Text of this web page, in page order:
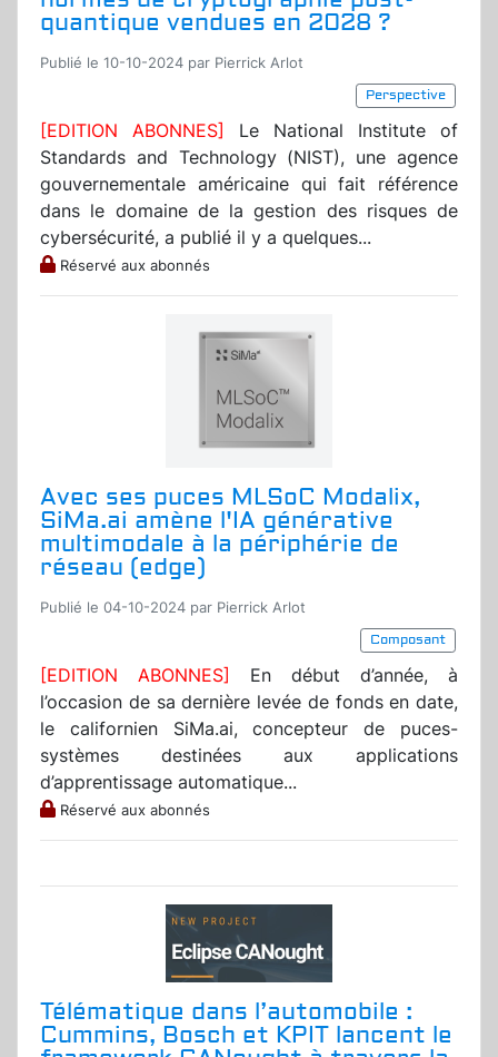
quantique vendues en 2028 ?
Publié le 10-10-2024 par Pierrick Arlot
Perspective
[EDITION ABONNES] Le National Institute of
Standards and Technology (NIST), une agence
gouvernementale américaine qui fait référence
dans le domaine de la gestion des risques de
cybersécurité, a publié il y a quelques...
Réservé aux abonnés
Avec ses puces MLSoC Modalix,
SiMa.ai amène l'IA générative
multimodale à la périphérie de
réseau (edge)
Publié le 04-10-2024 par Pierrick Arlot
Composant
[EDITION ABONNES] En début d’année, à
l’occasion de sa dernière levée de fonds en date,
le californien SiMa.ai, concepteur de puces-
systèmes destinées aux applications
d’apprentissage automatique...
Réservé aux abonnés
Télématique dans l’automobile :
Cummins, Bosch et KPIT lancent le